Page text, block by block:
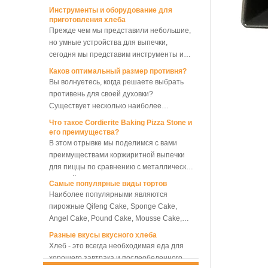
печь для выпечки хлеба
Электрическая
ротационная
противней с расстойным
шкафом
Ротационная
конвекционная печь на 10
противней, хлебопекарная
Электрическая
ротационная
конвекционная печь на 5
противней с расстойным
Расстойка-замедлитель
хлебопекарных машин
Расстойка-замедлитель
для хлебного теста с
двойным контролем,
домохозяйки.
Прежде чем мы представили небольшие,
но умные устройства для выпечки,
сегодня мы представим инструменты и
оборудование, необходимые для
Каков оптимальный размер противня?
Вы волнуетесь, когда решаете выбрать
противень для своей духовки?
Существует несколько наиболее
распространенных размеров, и, наряду с
размера следует выбрать? Что мы
должны отметить среди противней
разных размеров, чтобы мы могли
или выбрать набор противней с
несколькими различными размерами,
достигая наилучших характеристик
выпечки и максимальной эффективности
выпечки, экономя затраты. чтобы
закопать больше лотков и максимально
сэкономить наш труд.
Что такое Cordierite Baking Pizza Stone и
В этом отрывке мы поделимся с вами
преимуществами коржиритной выпечки
для пиццы по сравнению с металлической
формой для выпечки.
Самые популярные виды тортов
Наиболее популярными являются
пирожные Qifeng Cake, Sponge Cake,
Angel Cake, Pound Cake, Mousse Cake,
Cheese Cake, Muffin Cake, Bundt Cake.
Разные вкусы вкусного хлеба
Хлеб - это всегда необходимая еда для
хорошего завтрака и послеобеденного
чая. Здесь мы представляем 10 самых